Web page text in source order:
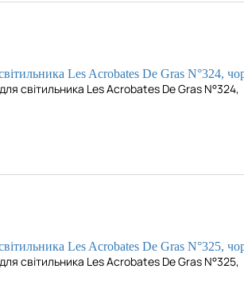
світильника Les Acrobates De Gras N°324,
світильника Les Acrobates De Gras N°325,